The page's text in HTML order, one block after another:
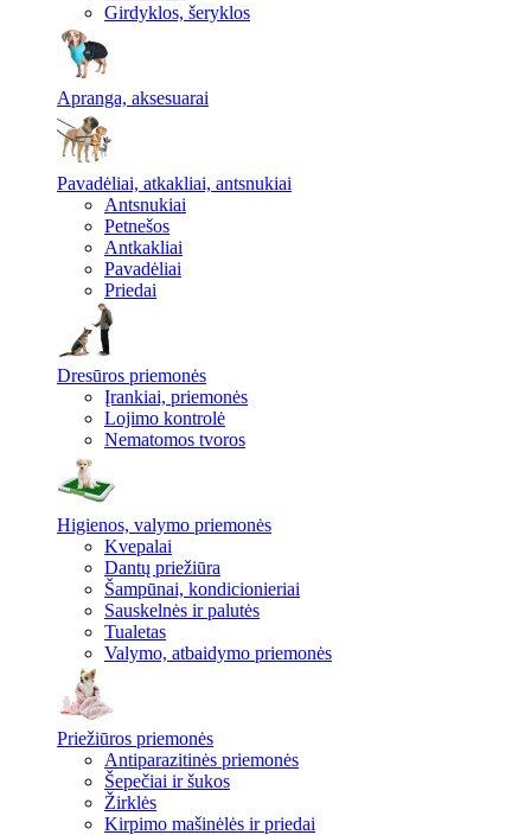
Girdyklos, šeryklos
Apranga, aksesuarai
Pavadėliai, atkakliai, antsnukiai
Antsnukiai
Petnešos
Antkakliai
Pavadėliai
Priedai
Dresūros priemonės
Įrankiai, priemonės
Lojimo kontrolė
Nematomos tvoros
Higienos, valymo priemonės
Kvepalai
Dantų priežiūra
Šampūnai, kondicionieriai
Sauskelnės ir palutės
Tualetas
Valymo, atbaidymo priemonės
Priežiūros priemonės
Antiparazitinės priemonės
Šepečiai ir šukos
Žirklės
Kirpimo mašinėlės ir priedai